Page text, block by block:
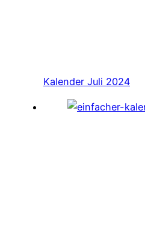
Kalender Juli 2024